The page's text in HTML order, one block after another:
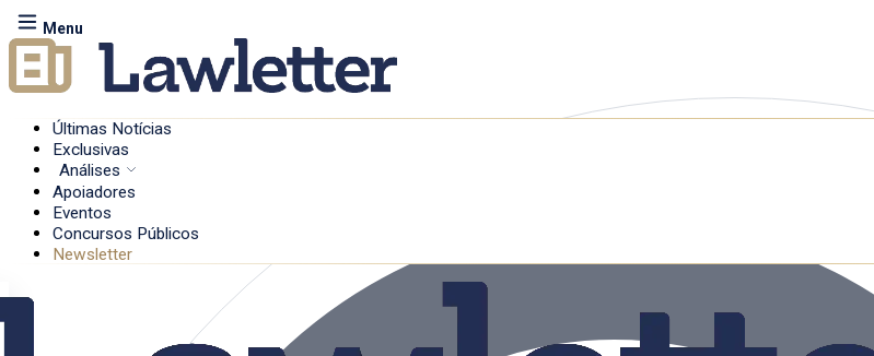
Menu
Últimas Notícias
Exclusivas
Análises
Apoiadores
Eventos
Concursos Públicos
Newsletter